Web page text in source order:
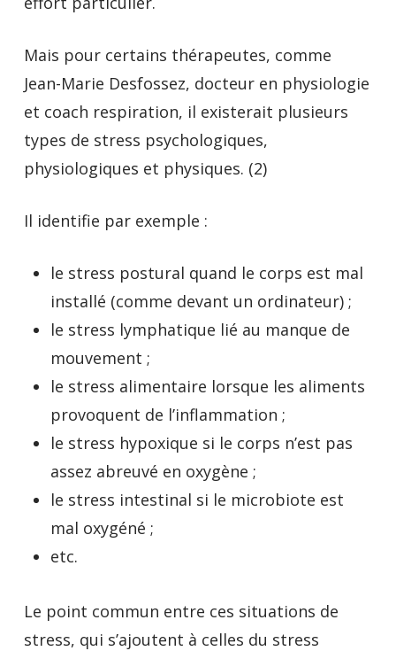
Mais pour certains thérapeutes, comme
Jean-Marie Desfossez, docteur en physiologie
et coach respiration, il existerait plusieurs
types de stress psychologiques,
physiologiques et physiques. (2)
Il identifie par exemple :
le stress postural quand le corps est mal
installé (comme devant un ordinateur) ;
le stress lymphatique lié au manque de
mouvement ;
le stress alimentaire lorsque les aliments
provoquent de l’inflammation ;
le stress hypoxique si le corps n’est pas
assez abreuvé en oxygène ;
le stress intestinal si le microbiote est
mal oxygéné ;
etc.
Le point commun entre ces situations de
stress, qui s’ajoutent à celles du stress